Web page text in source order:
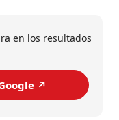
en los resultados
↗️